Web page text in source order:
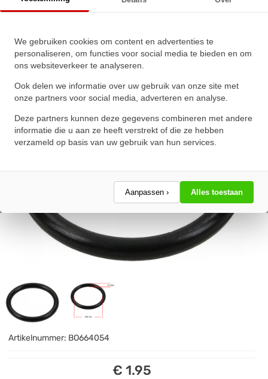
We gebruiken cookies om content en advertenties te
personaliseren, om functies voor social media te bieden en om
ons websiteverkeer te analyseren.
Ook delen we informatie over uw gebruik van onze site met
onze partners voor social media, adverteren en analyse.
Deze partners kunnen deze gegevens combineren met andere
informatie die u aan ze heeft verstrekt of die ze hebben
verzameld op basis van uw gebruik van hun services.
Aanpassen › Alles toestaan
★★★★★
★★★★★
Schrijf een review!
Artikelnummer: BO664054
€ 1.95